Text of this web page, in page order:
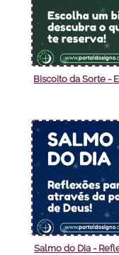
Biscoito da Sorte -
Salmo do Dia -